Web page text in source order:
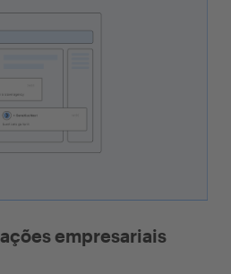
empresariais